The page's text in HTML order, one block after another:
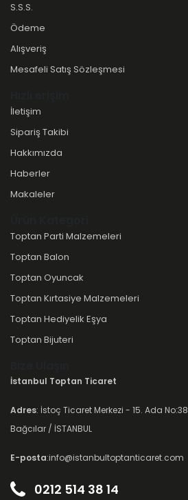
S.S.S.
Ödeme
Alışveriş
Mesafeli Satış Sözleşmesi
İletişim
Sipariş Takibi
Hakkımızda
Haberler
Makaleler
Toptan Parti Malzemeleri
Toptan Balon
Toptan Oyuncak
Toptan Kırtasiye Malzemeleri
Toptan Hediyelik Eşya
Toptan Bijuteri
İstanbul Toptan Ticaret
Adres: İstoç Ticaret Merkezi - 15. Ada
Bağcılar / İSTANBUL
E-posta:info@istanbultoptanticaret.com
0212 514 38 14